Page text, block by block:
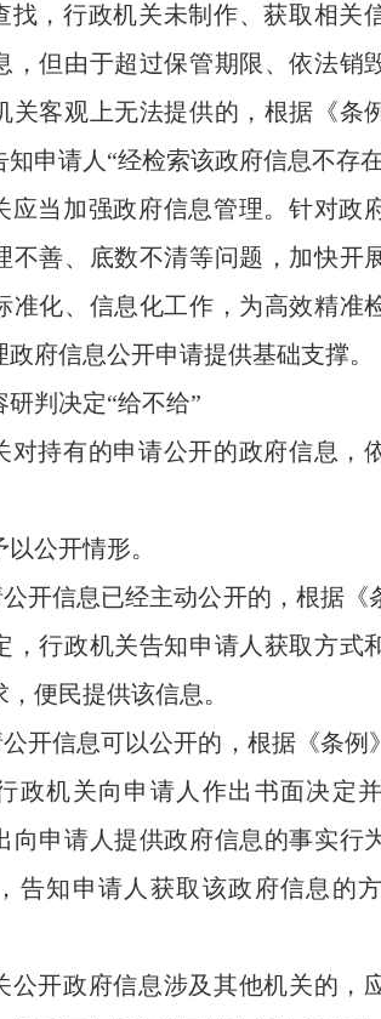
找，行政机关未制作、获取相关
，但由于超过保管期限、依法销
关客观上无法提供的，根据《条
知申请人“经检索该政府信息不存
应当加强政府信息管理。针对政
不善、底数不清等问题，加快开
准化、信息化工作，为高效精准
府信息公开申请提供基础支撑。
研判决定“给不给”
对持有的申请公开的政府信息，
以公开情形。
公开信息已经主动公开的，根据《
，行政机关告知申请人获取方式
便民提供该信息。
公开信息可以公开的，根据《条例
政机关向申请人作出书面决定
向申请人提供政府信息的事实行
告知申请人获取该政府信息的
公开政府信息涉及其他机关的，